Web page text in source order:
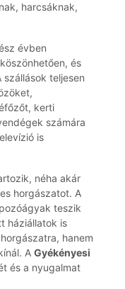
harcsáknak,
évben
és
teljesen
kerti
számára
is
néha akár
horgászatot. A
teszik
háziállatok is
hanem
A Gyékényesi
és a nyugalmat